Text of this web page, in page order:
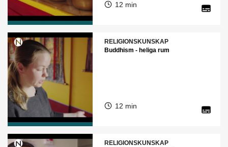
12 min
RELIGIONSKUNSKAP
Buddhism - heliga rum
12 min
RELIGIONSKUNSKAP